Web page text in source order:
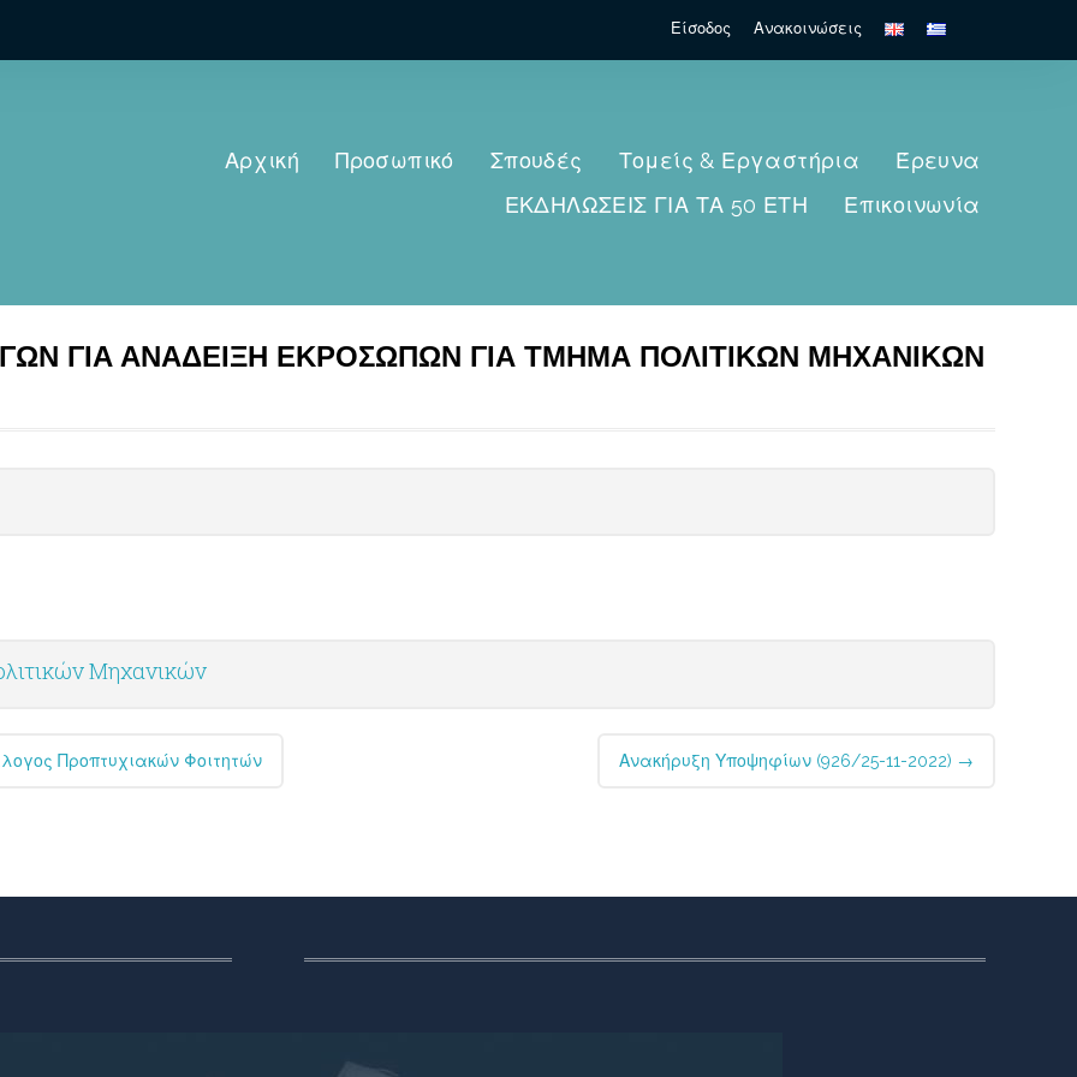
Είσοδος Ανακοινώσεις
Αρχική Προσωπικό Σπουδές Τομείς & Εργαστήρια
Έρευνα
ΕΚΔΗΛΩΣΕΙΣ ΓΙΑ ΤΑ 50 ΕΤΗ
Επικοινωνία
ΓΙΑ ΑΝΑΔΕΙΞΗ ΕΚΡΟΣΩΠΩΝ ΓΙΑ ΤΜΗΜΑ ΠΟΛΙΤΙΚΩΝ ΜΗΧΑΝΙΚΩΝ
Μηχανικών
Προπτυχιακών Φοιτητών Ανακήρυξη Υποψηφίων (926/25-11-2022) →